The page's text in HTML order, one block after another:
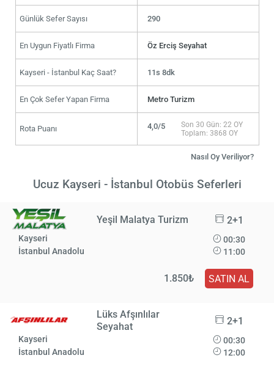
Günlük Sefer Sayısı 290
En Uygun Fiyatlı Firma Öz Erciş Seyahat
Kayseri - İstanbul Kaç Saat? 11s 8dk
En Çok Sefer Yapan Firma Metro Turizm
Rota Puanı 4,0/5
Son 30 Gün: 22 OY
Toplam: 3868 OY
Nasıl Oy Veriliyor?
Ucuz Kayseri - İstanbul Otobüs Seferleri
Yeşil Malatya Turizm 2+1
Kayseri
İstanbul Anadolu
00:30
11:00
1.850₺ SATIN AL
Lüks Afşınlılar
Seyahat
2+1
Kayseri
İstanbul Anadolu
00:30
12:00